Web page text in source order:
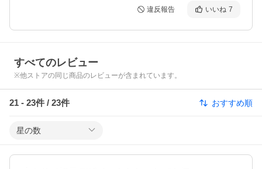
違反報告 いいね 7
すべてのレビュー
※他ストアの同じ商品のレビューが含まれています。
21 - 23件 / 23件 おすすめ順
星の数